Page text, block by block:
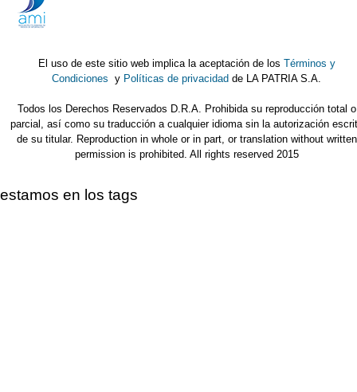
El uso de este sitio web implica la aceptación de los Términos y
Condiciones y Políticas de privacidad de LA PATRIA S.A.
Todos los Derechos Reservados D.R.A. Prohibida su reproducción total o
parcial, así como su traducción a cualquier idioma sin la autorización
de su titular. Reproduction in whole or in part, or translation without written
permission is prohibited. All rights reserved 2015
estamos en los tags